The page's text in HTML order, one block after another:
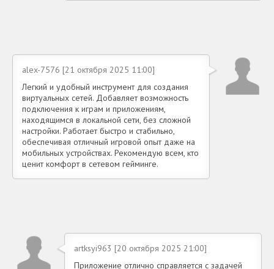
alex-7576 [21 октября 2025 11:00]
Легкий и удобный инструмент для создания
виртуальных сетей. Добавляет возможность
подключения к играм и приложениям,
находящимся в локальной сети, без сложной
настройки. Работает быстро и стабильно,
обеспечивая отличный игровой опыт даже на
мобильных устройствах. Рекомендую всем, кто
ценит комфорт в сетевом гейминге.
artksyi963 [20 октября 2025 21:00]
Приложение отлично справляется с задачей